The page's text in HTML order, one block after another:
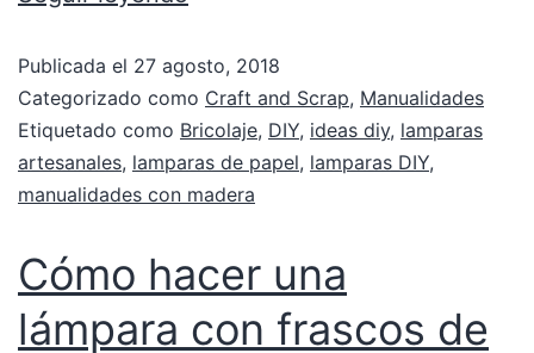
Publicada el 27 agosto, 2018
Categorizado como Craft and Scrap, Manualidades
Etiquetado como Bricolaje, DIY, ideas diy, lamparas
artesanales, lamparas de papel, lamparas DIY,
manualidades con madera
Cómo hacer una
lámpara con frascos de